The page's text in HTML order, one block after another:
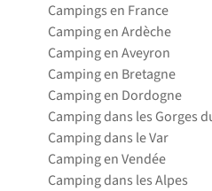
Campings en France
Camping en Ardèche
Camping en Aveyron
Camping en Bretagne
Camping en Dordogne
Camping dans les Gorges
Camping dans le Var
Camping en Vendée
Camping dans les Alpes